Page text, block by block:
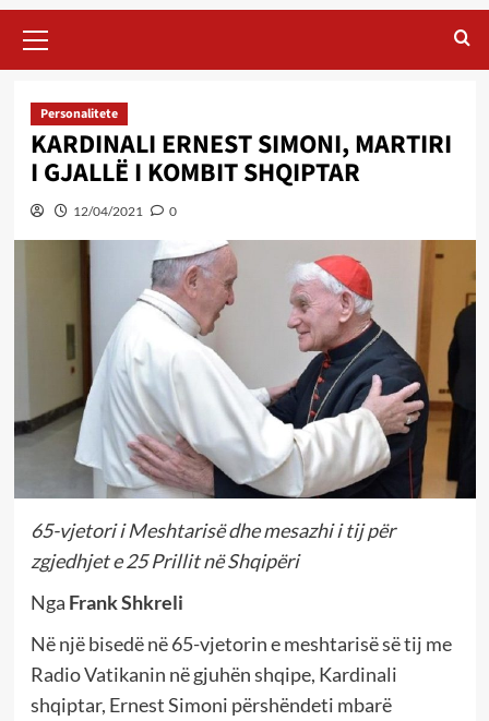
Menu
Personalitete
KARDINALI ERNEST SIMONI, MARTIRI
I GJALLË I KOMBIT SHQIPTAR
12/04/2021 0
65-vjetori i Meshtarisë dhe mesazhi i tij për
zgjedhjet e 25 Prillit në Shqipëri
Nga Frank Shkreli
Në një bisedë në 65-vjetorin e meshtarisë së tij me
Radio Vatikanin në gjuhën shqipe, Kardinali
shqiptar, Ernest Simoni përshëndeti mbarë